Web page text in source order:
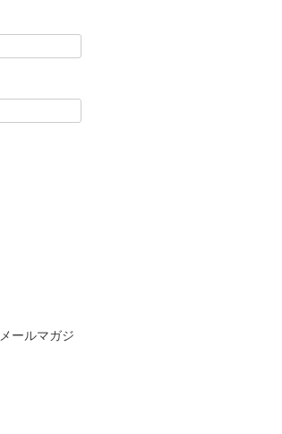
ールマガジ